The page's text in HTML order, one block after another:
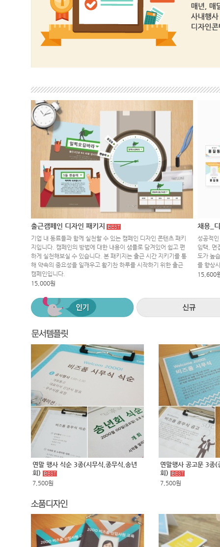
출근캠페인 디자인 패키지
기업 내 동료들과 함께 실천할 수 있는 캠페인 디자인 콘텐츠 패키
지입니다. 캠페인의 방법에 대한 내용이 샘플로 담겨있어 쉽고 편
하게 실천해보실 수 있습니다. 본 패키지는 출근 시간 지키기를 통
해 약속의 중요성을 일깨우고 활기찬 하루를 시작하기 위한 출근
캠페인입니다.
15,000원
채용_
성공적
임택, 면
도가 높
를 향상
15,600
연말 행사 식순 3종(시무식,종무식,송년
회)
7,500원
연말행사 공고문 3종(
회)
7,500원